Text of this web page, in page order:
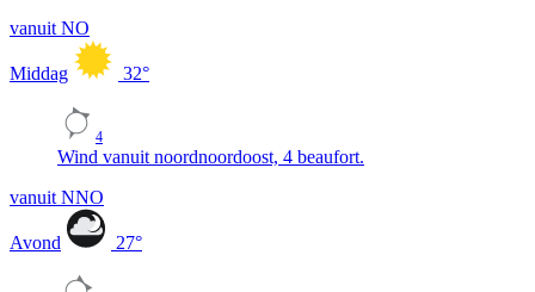
vanuit NO
Middag 32°
4
Wind vanuit noordnoordoost, 4 beaufort.
vanuit NNO
Avond 27°